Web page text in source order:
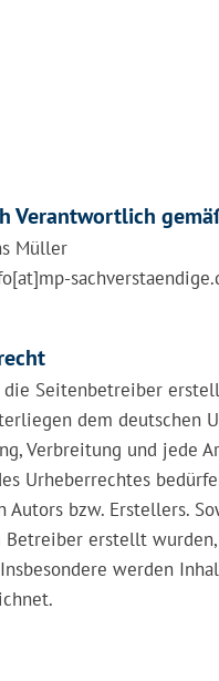
Verantwortlich
Müller
die Seitenbetreiber
dem deutschen
Verbreitung und jede
Urheberrechtes
Autors bzw. Erstellers.
Betreiber erstellt
werden